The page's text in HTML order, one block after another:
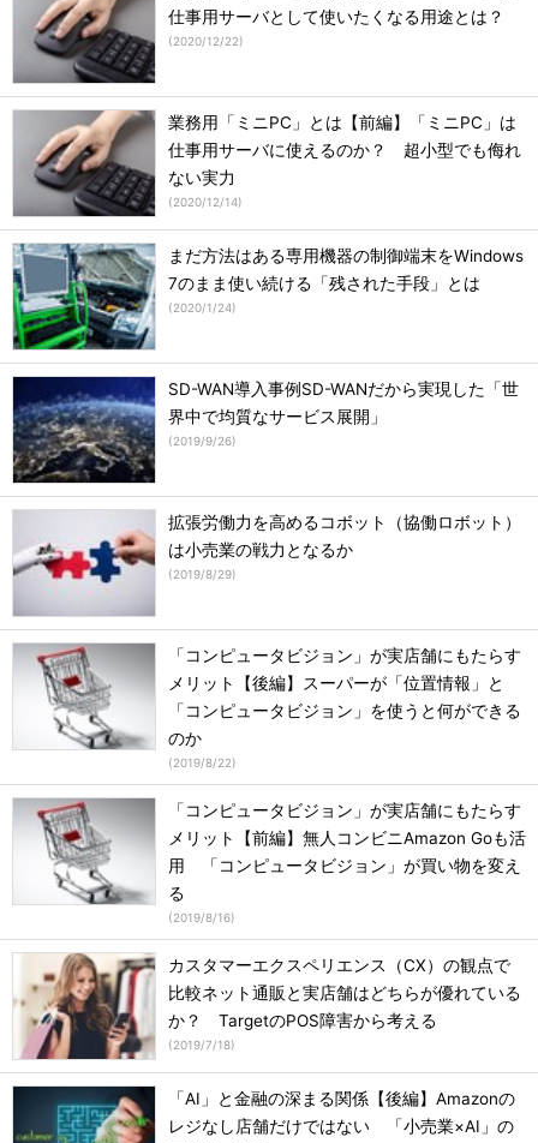
仕事用サーバとして使いたくなる用途とは？
(2020/12/22)
業務用「ミニPC」とは【前編】「ミニPC」は
仕事用サーバに使えるのか？ 超小型でも侮れ
ない実力
(2020/12/14)
まだ方法はある専用機器の制御端末をWindows
7のまま使い続ける「残された手段」とは
(2020/1/24)
SD-WAN導入事例SD-WANだから実現した「世
界中で均質なサービス展開」
(2019/9/26)
拡張労働力を高めるコボット（協働ロボット）
は小売業の戦力となるか
(2019/8/29)
「コンピュータビジョン」が実店舗にもたらす
メリット【後編】スーパーが「位置情報」と
「コンピュータビジョン」を使うと何ができる
のか
(2019/8/22)
「コンピュータビジョン」が実店舗にもたらす
メリット【前編】無人コンビニAmazon Goも活
用 「コンピュータビジョン」が買い物を変え
る
(2019/8/16)
カスタマーエクスペリエンス（CX）の観点で
比較ネット通販と実店舗はどちらが優れている
か？ TargetのPOS障害から考える
(2019/7/18)
「AI」と金融の深まる関係【後編】Amazonの
レジなし店舗だけではない 「小売業×AI」の